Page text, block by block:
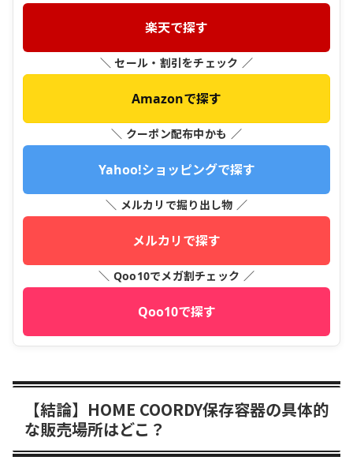
楽天で探す
＼ セール・割引をチェック ／
Amazonで探す
＼ クーポン配布中かも ／
Yahoo!ショッピングで探す
＼ メルカリで掘り出し物 ／
メルカリで探す
＼ Qoo10でメガ割チェック ／
Qoo10で探す
【結論】HOME COORDY保存容器の具体的
な販売場所はどこ？